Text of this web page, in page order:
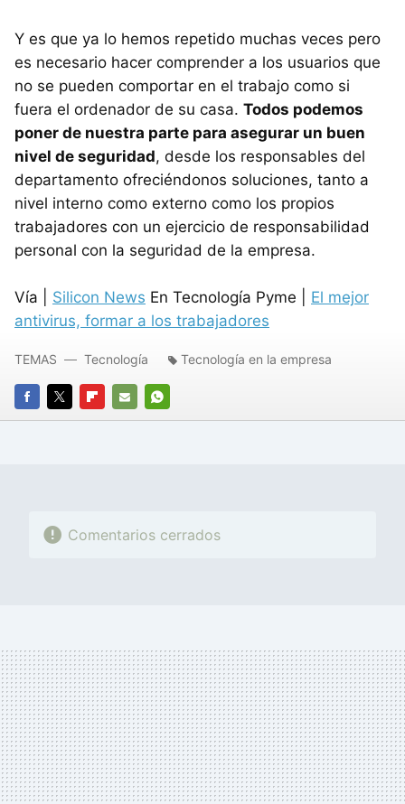
Y es que ya lo hemos repetido muchas veces pero
es necesario hacer comprender a los usuarios que
no se pueden comportar en el trabajo como si
fuera el ordenador de su casa. Todos podemos
poner de nuestra parte para asegurar un buen
nivel de seguridad, desde los responsables del
departamento ofreciéndonos soluciones, tanto a
nivel interno como externo como los propios
trabajadores con un ejercicio de responsabilidad
personal con la seguridad de la empresa.
Vía | Silicon News En Tecnología Pyme | El mejor
antivirus, formar a los trabajadores
FACEBOOK
TWITTERFLIPBOARD
E-
WHATSAPP
TEMAS Tecnología Tecnología en la empresa
Comentarios cerrados